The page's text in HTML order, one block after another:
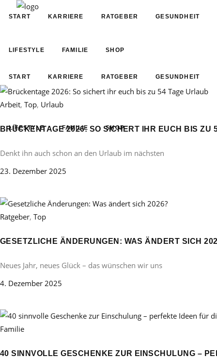
START KARRIERE RATGEBER GESUNDHEIT
LIFESTYLE FAMILIE SHOP
START KARRIERE RATGEBER GESUNDHEIT
LIFESTYLE FAMILIE SHOP
Arbeit, Top, Urlaub
BRÜCKENTAGE 2026: SO SICHERT IHR EUCH BIS ZU
Denkt ihn auch schon an den Urlaub im nächsten
23. Dezember 2025
Ratgeber, Top
GESETZLICHE ÄNDERUNGEN: WAS ÄNDERT SICH
Neues Jahr, neues Glück – das wünschen wir uns
4. Dezember 2025
Familie
40 SINNVOLLE GESCHENKE ZUR EINSCHULUNG –